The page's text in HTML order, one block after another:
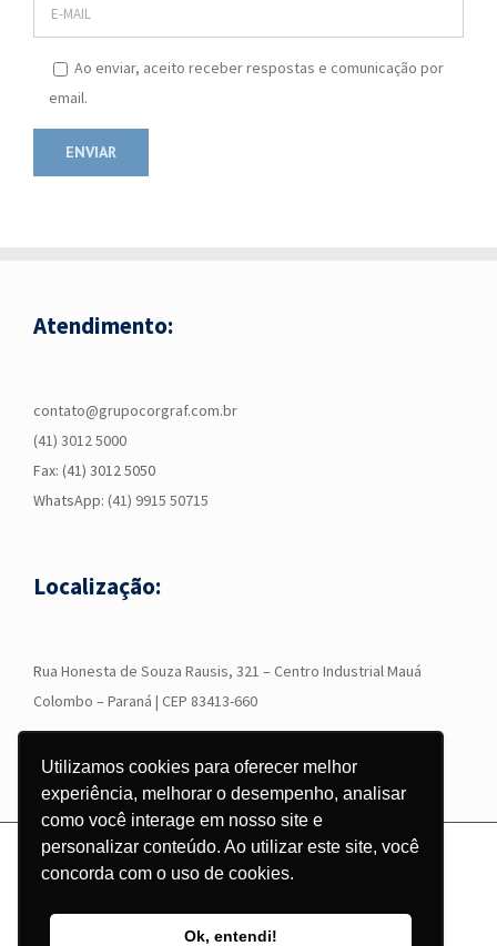
Utilizamos cookies para oferecer melhor
experiência, melhorar o desempenho, analisar
como você interage em nosso site e
personalizar conteúdo. Ao utilizar este site, você
concorda com o uso de cookies.
Ok, entendi!
Ao enviar, aceito receber respostas e comunicação por
email.
Atendimento:
contato@grupocorgraf.com.br
(41) 3012 5000
Fax: (41) 3012 5050
WhatsApp: (41) 9915 50715
Localização:
Rua Honesta de Souza Rausis, 321 – Centro Industrial Mauá
Colombo – Paraná | CEP 83413-660
© Copyright
2026 - Grupo Corgraf - Todos os direitos reservados |
InstagramFacebookLinkedIn